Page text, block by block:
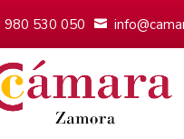
980 530 050